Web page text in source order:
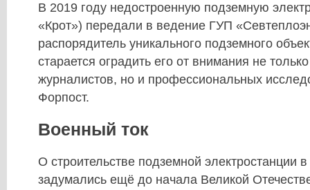
В 2019 году недостроенную подземную
«Крот») передали в ведение ГУП
распорядитель уникального подземного
старается оградить его от внимания не
журналистов, но и профессиональных
Форпост.
Военный ток
О строительстве подземной электростанции
задумались ещё до начала Великой